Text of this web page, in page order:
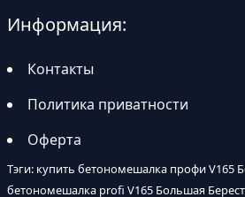
Информация:
Контакты
Политика приватности
Оферта
Тэги: купить бетономешалка профи V165
бетономешалка profi V165 Большая